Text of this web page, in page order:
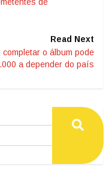
de
Read Next
o álbum pode
a depender do país